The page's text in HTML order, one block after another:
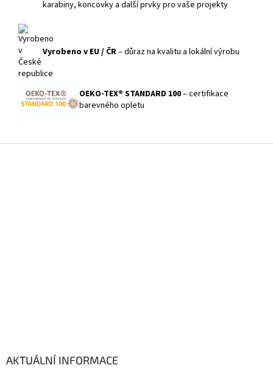
karabiny, koncovky a další prvky pro vaše projekty
Vyrobeno v EU / ČR– důraz na kvalitu a lokální výrobu
OEKO-TEX® STANDARD 100– certifikace
barevného opletu
AKTUÁLNÍ INFORMACE